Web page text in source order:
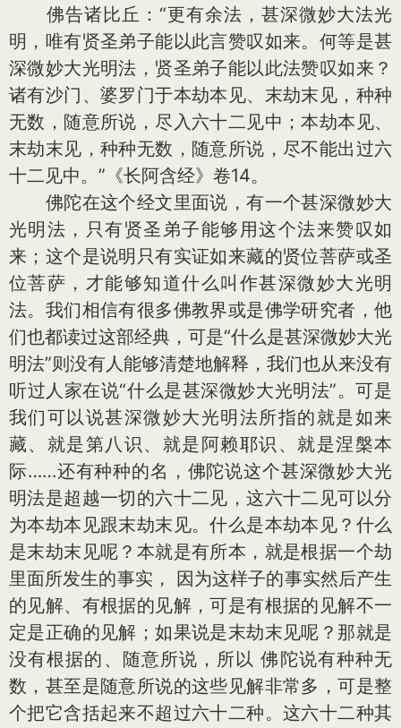
佛告诸比丘：“更有余法，甚深微妙大法光
明，唯有贤圣弟子能以此言赞叹如来。何等是甚
深微妙大光明法，贤圣弟子能以此法赞叹如来？
诸有沙门、婆罗门于本劫本见、末劫末见，种种
无数，随意所说，尽入六十二见中；本劫本见、
末劫末见，种种无数，随意所说，尽不能出过六
十二见中。”《长阿含经》卷14。
佛陀在这个经文里面说，有一个甚深微妙大
光明法，只有贤圣弟子能够用这个法来赞叹如
来；这个是说明只有实证如来藏的贤位菩萨或圣
位菩萨，才能够知道什么叫作甚深微妙大光明
法。我们相信有很多佛教界或是佛学研究者，他
们也都读过这部经典，可是“什么是甚深微妙大光
明法”则没有人能够清楚地解释，我们也从来没有
听过人家在说“什么是甚深微妙大光明法”。可是
我们可以说甚深微妙大光明法所指的就是如来
藏、就是第八识、就是阿赖耶识、就是涅槃本
际……还有种种的名，佛陀说这个甚深微妙大光
明法是超越一切的六十二见，这六十二见可以分
为本劫本见跟末劫末见。什么是本劫本见？什么
是末劫末见呢？本就是有所本，就是根据一个劫
里面所发生的事实， 因为这样子的事实然后产生
的见解、有根据的见解，可是有根据的见解不一
定是正确的见解；如果说是末劫末见呢？那就是
没有根据的、随意所说，所以 佛陀说有种种无
数，甚至是随意所说的这些见解非常多，可是整
个把它含括起来不超过六十二种。这六十二种其